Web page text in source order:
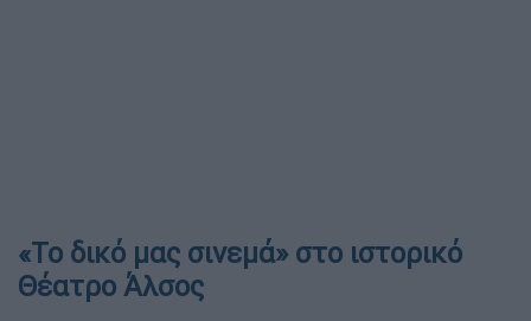
«Το δικό μας σινεμά» στο ιστορικό
Θέατρο Άλσος